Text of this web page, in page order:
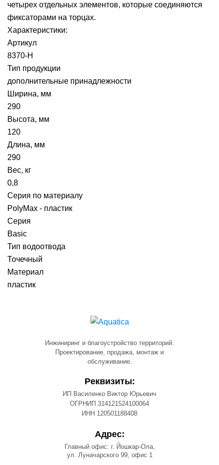
четырех отдельных элементов, которые соединяются
фиксаторами на торцах.
Характеристики:
Артикул
8370-Н
Тип продукции
дополнительные принадлежности
Ширина, мм
290
Высота, мм
120
Длина, мм
290
Вес, кг
0,8
Серия по материалу
PolyMax - пластик
Серия
Basic
Тип водоотвода
Точечный
Материал
пластик
Инжиниринг и благоустройство территорий.
Проектирование, продажа, монтаж и
обслуживание.
Реквизиты:
ИП Василенко Виктор Юрьевич
ОГРНИП 314121524100064
ИНН 120501188408
Адрес:
Главный офис: г. Йошкар-Ола,
ул. Луначарского 99, офис 1